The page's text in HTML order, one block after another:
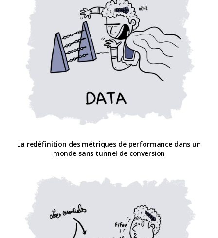
La redéfinition des métriques de performance dans un
monde sans tunnel de conversion